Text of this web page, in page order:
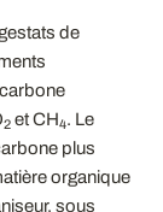
de
2 et CH4. Le
plus
organique
sous